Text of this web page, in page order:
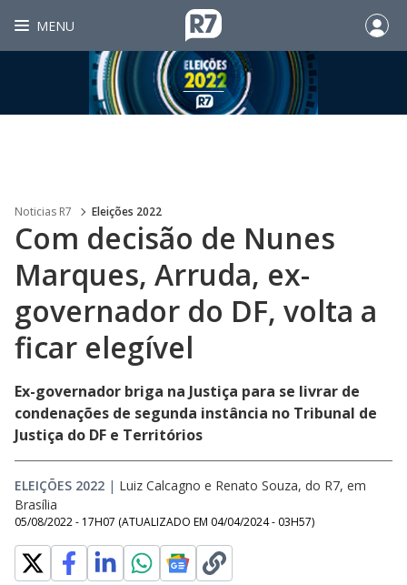
MENU
Noticias R7 Eleições 2022
Com decisão de Nunes
Marques, Arruda, ex-
governador do DF, volta a
ficar elegível
Ex-governador briga na Justiça para se livrar de
condenações de segunda instância no Tribunal de
Justiça do DF e Territórios
ELEIÇÕES 2022 | Luiz Calcagno e Renato Souza, do R7, em
Brasília
05/08/2022 - 17H07 (ATUALIZADO EM 04/04/2024 - 03H57)